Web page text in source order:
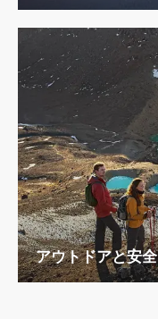
アウトドアと安全